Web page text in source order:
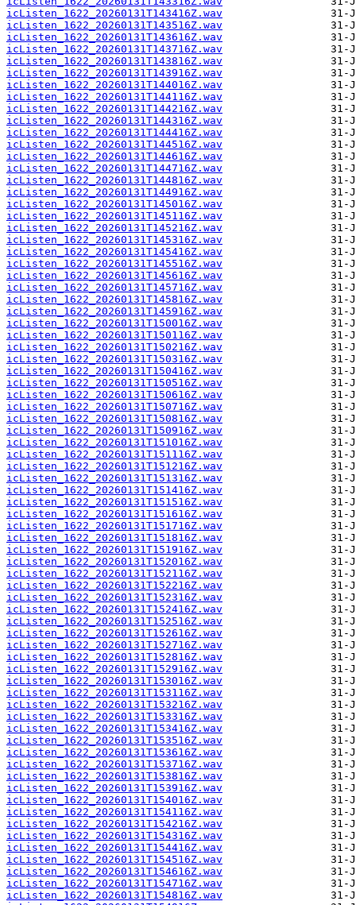
icListen_1622_20260131T143416Z.wav
icListen_1622_20260131T143516Z.wav
icListen_1622_20260131T143616Z.wav
icListen_1622_20260131T143716Z.wav
icListen_1622_20260131T143816Z.wav
icListen_1622_20260131T143916Z.wav
icListen_1622_20260131T144016Z.wav
icListen_1622_20260131T144116Z.wav
icListen_1622_20260131T144216Z.wav
icListen_1622_20260131T144316Z.wav
icListen_1622_20260131T144416Z.wav
icListen_1622_20260131T144516Z.wav
icListen_1622_20260131T144616Z.wav
icListen_1622_20260131T144716Z.wav
icListen_1622_20260131T144816Z.wav
icListen_1622_20260131T144916Z.wav
icListen_1622_20260131T145016Z.wav
icListen_1622_20260131T145116Z.wav
icListen_1622_20260131T145216Z.wav
icListen_1622_20260131T145316Z.wav
icListen_1622_20260131T145416Z.wav
icListen_1622_20260131T145516Z.wav
icListen_1622_20260131T145616Z.wav
icListen_1622_20260131T145716Z.wav
icListen_1622_20260131T145816Z.wav
icListen_1622_20260131T145916Z.wav
icListen_1622_20260131T150016Z.wav
icListen_1622_20260131T150116Z.wav
icListen_1622_20260131T150216Z.wav
icListen_1622_20260131T150316Z.wav
icListen_1622_20260131T150416Z.wav
icListen_1622_20260131T150516Z.wav
icListen_1622_20260131T150616Z.wav
icListen_1622_20260131T150716Z.wav
icListen_1622_20260131T150816Z.wav
icListen_1622_20260131T150916Z.wav
icListen_1622_20260131T151016Z.wav
icListen_1622_20260131T151116Z.wav
icListen_1622_20260131T151216Z.wav
icListen_1622_20260131T151316Z.wav
icListen_1622_20260131T151416Z.wav
icListen_1622_20260131T151516Z.wav
icListen_1622_20260131T151616Z.wav
icListen_1622_20260131T151716Z.wav
icListen_1622_20260131T151816Z.wav
icListen_1622_20260131T151916Z.wav
icListen_1622_20260131T152016Z.wav
icListen_1622_20260131T152116Z.wav
icListen_1622_20260131T152216Z.wav
icListen_1622_20260131T152316Z.wav
icListen_1622_20260131T152416Z.wav
icListen_1622_20260131T152516Z.wav
icListen_1622_20260131T152616Z.wav
icListen_1622_20260131T152716Z.wav
icListen_1622_20260131T152816Z.wav
icListen_1622_20260131T152916Z.wav
icListen_1622_20260131T153016Z.wav
icListen_1622_20260131T153116Z.wav
icListen_1622_20260131T153216Z.wav
icListen_1622_20260131T153316Z.wav
icListen_1622_20260131T153416Z.wav
icListen_1622_20260131T153516Z.wav
icListen_1622_20260131T153616Z.wav
icListen_1622_20260131T153716Z.wav
icListen_1622_20260131T153816Z.wav
icListen_1622_20260131T153916Z.wav
icListen_1622_20260131T154016Z.wav
icListen_1622_20260131T154116Z.wav
icListen_1622_20260131T154216Z.wav
icListen_1622_20260131T154316Z.wav
icListen_1622_20260131T154416Z.wav
icListen_1622_20260131T154516Z.wav
icListen_1622_20260131T154616Z.wav
icListen_1622_20260131T154716Z.wav
icListen_1622_20260131T154816Z.wav